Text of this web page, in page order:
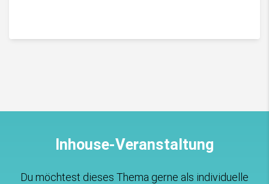
Inhouse-Veranstaltung
Du möchtest dieses Thema gerne als individuelle